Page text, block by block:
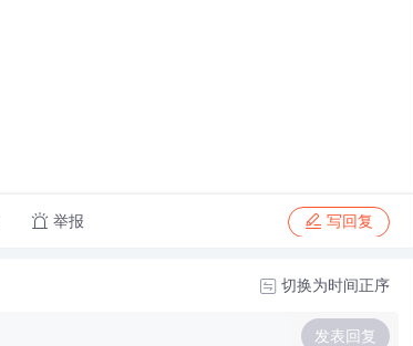
举报 写回复
切换为时间正序
发表回复